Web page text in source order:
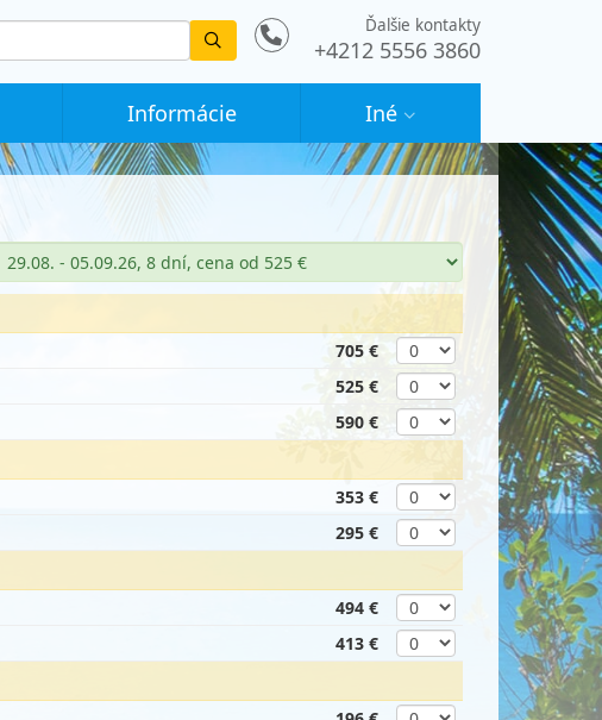
Vyhledat
Ďalšie kontakty
+4212 5556 3860
Informácie Iné
705 €
525 €
590 €
353 €
295 €
494 €
413 €